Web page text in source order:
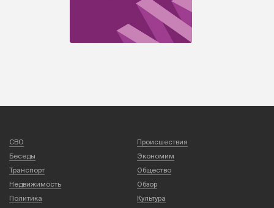
СВО
Происшествия
Беседы
Экономим
Транспорт
Общество
Недвижимость
Обзор
Политика
Культура